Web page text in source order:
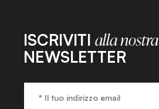
ISCRIVITI alla nostra
NEWSLETTER